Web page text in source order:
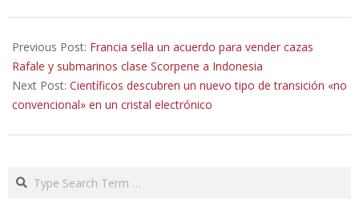
02-
12
Previous Post: Francia sella un acuerdo para vender cazas
Rafale y submarinos clase Scorpene a Indonesia
Next Post: Científicos descubren un nuevo tipo de transición «no
convencional» en un cristal electrónico
Search